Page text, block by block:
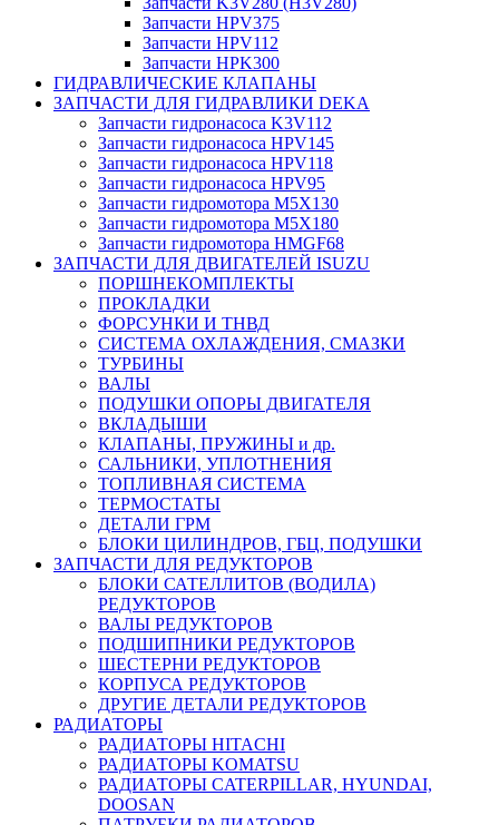
Запчасти HPV375
Запчасти HPV112
Запчасти HPK300
ГИДРАВЛИЧЕСКИЕ КЛАПАНЫ
ЗАПЧАСТИ ДЛЯ ГИДРАВЛИКИ DEKA
Запчасти гидронасоса K3V112
Запчасти гидронасоса HPV145
Запчасти гидронасоса HPV118
Запчасти гидронасоса HPV95
Запчасти гидромотора M5X130
Запчасти гидромотора M5X180
Запчасти гидромотора HMGF68
ЗАПЧАСТИ ДЛЯ ДВИГАТЕЛЕЙ ISUZU
ПОРШНЕКОМПЛЕКТЫ
ПРОКЛАДКИ
ФОРСУНКИ И ТНВД
СИСТЕМА ОХЛАЖДЕНИЯ, СМАЗКИ
ТУРБИНЫ
ВАЛЫ
ПОДУШКИ ОПОРЫ ДВИГАТЕЛЯ
ВКЛАДЫШИ
КЛАПАНЫ, ПРУЖИНЫ и др.
САЛЬНИКИ, УПЛОТНЕНИЯ
ТОПЛИВНАЯ СИСТЕМА
ТЕРМОСТАТЫ
ДЕТАЛИ ГРМ
БЛОКИ ЦИЛИНДРОВ, ГБЦ, ПОДУШКИ
ЗАПЧАСТИ ДЛЯ РЕДУКТОРОВ
БЛОКИ САТЕЛЛИТОВ (ВОДИЛА)
РЕДУКТОРОВ
ВАЛЫ РЕДУКТОРОВ
ПОДШИПНИКИ РЕДУКТОРОВ
ШЕСТЕРНИ РЕДУКТОРОВ
КОРПУСА РЕДУКТОРОВ
ДРУГИЕ ДЕТАЛИ РЕДУКТОРОВ
РАДИАТОРЫ
РАДИАТОРЫ HITACHI
РАДИАТОРЫ KOMATSU
РАДИАТОРЫ CATERPILLAR, HYUNDAI,
DOOSAN